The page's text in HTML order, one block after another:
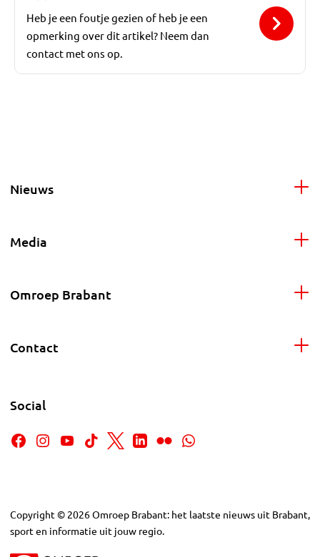
Heb je een foutje gezien of heb je een
opmerking over dit artikel? Neem dan
contact met ons op.
Nieuws
Media
Omroep Brabant
Contact
Social
Copyright © 2026Omroep Brabant: het laatste nieuws uit Brabant,
sport en informatie uit jouw regio.